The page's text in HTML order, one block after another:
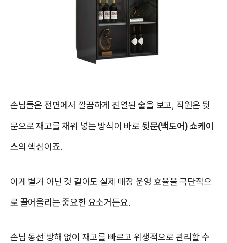
손님들은 전면에서 깔끔하게 진열된 술을 보고, 직원은 뒷
문으로 재고를 채워 넣는 방식이 바로 뒷문(백도어) 쇼케이
스의 핵심이죠.
이게 별거 아닌 것 같아도 실제 매장 운영 효율을 극단적으
로 끌어올리는 중요한 요소거든요.
손님 동선 방해 없이 재고를 빠르고 위생적으로 관리할 수